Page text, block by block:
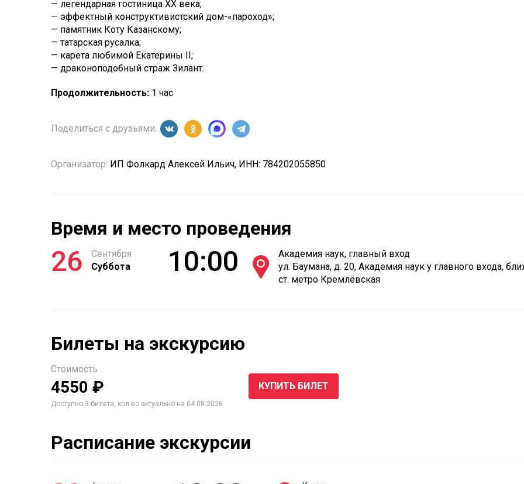
— легендарная гостиница XX века;
— эффектный конструктивистский дом-«пароход»;
— памятник Коту Казанскому;
— татарская русалка;
— карета любимой Екатерины II;
— драконоподобный страж Зилант.
Продолжительность: 1 час
Поделиться с друзьями:
Организатор: ИП Фолкард Алексей Ильич, ИНН: 784202055850
Время и место проведения
26
Сентября
Суббота
10:00
Академия наук, главный вход
ул. Баумана, д. 20, Академия наук у главного входа,
ст. метро Кремлёвская
Билеты на экскурсию
Стоимость
4550 ₽
Доступно 3 билета, кол-во актуально на 04.08.2026
КУПИТЬ БИЛЕТ
Расписание экскурсии